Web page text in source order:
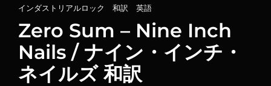
カ
テ
ゴ
リ
ー
インダストリアルロック 和訳 英語
Zero Sum – Nine Inch
Nails / ナイン・インチ・
ネイルズ 和訳